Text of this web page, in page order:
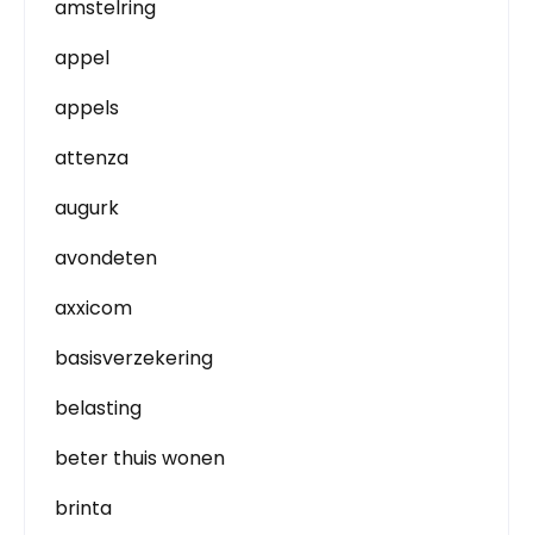
amstelring
appel
appels
attenza
augurk
avondeten
axxicom
basisverzekering
belasting
beter thuis wonen
brinta